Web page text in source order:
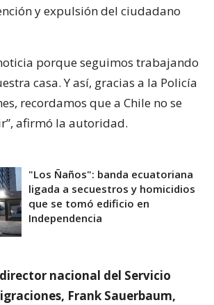
y expulsión del ciudadano
porque seguimos trabajando
casa. Y así, gracias a la Policía
recordamos que a Chile no se
afirmó la autoridad.
"Los Ñaños": banda ecuatoriana
ligada a secuestros y homicidios
que se tomó edificio en
Independencia
director nacional del Servicio
Frank Sauerbaum,